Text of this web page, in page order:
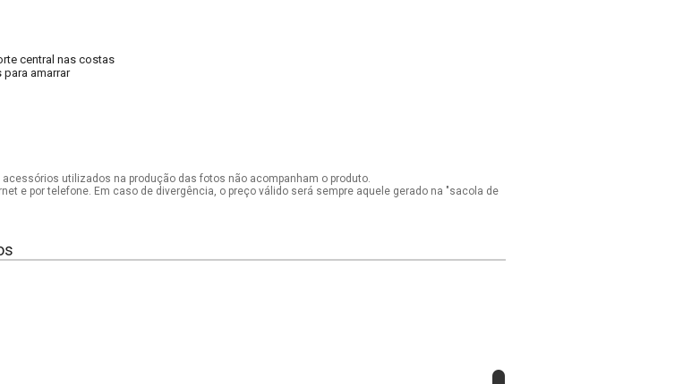
central nas costas
para amarrar
utilizados na produção das fotos não acompanham o produto.
e por telefone. Em caso de divergência, o preço válido será sempre aquele gerado na "sacola de